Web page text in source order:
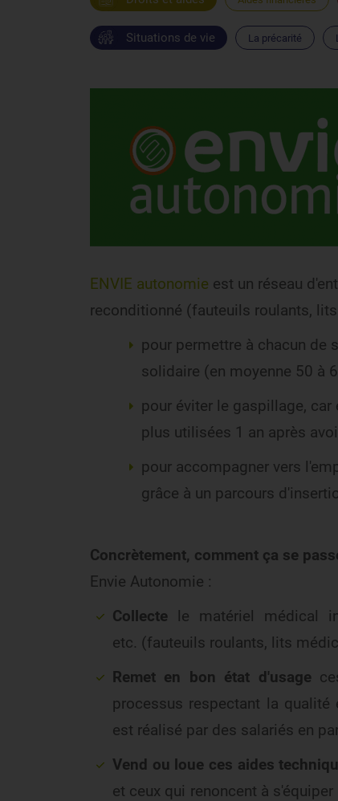
Situations de vie La précarité
ENVIE autonomie est un réseau
reconditionné (fauteuils roulants,
pour permettre à chacun de
solidaire (en moyenne 50 à
pour éviter le gaspillage,
plus utilisées 1 an après
pour accompagner vers
grâce à un parcours
Concrètement, comment ça se
Envie Autonomie :
Collecte le matériel médical
etc. (fauteuils roulants, lits
Remet en bon état d'usage
processus respectant la
est réalisé par des salariés en
Vend ou loue ces aides
et ceux qui renoncent à